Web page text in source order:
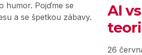
humor. Pojďme se
a se špetkou zábavy.
AI
26